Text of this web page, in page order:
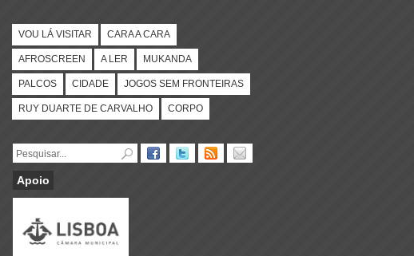
VOU LÁ VISITAR CARA A CARA
AFROSCREEN A LER MUKANDA
PALCOS CIDADE JOGOS SEM FRONTEIRAS
RUY DUARTE DE CARVALHO CORPO
Apoio